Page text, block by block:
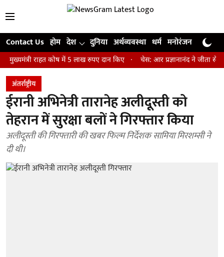
Contact Us होम देश दुनिया अर्थव्यवस्था धर्म मनोरंजन खेल
राहत कोष में 5 लाख रुपए दान किए चेस: आर प्रज्ञानानंद ने जीता सेंट लुइस
अंतर्राष्ट्रीय
ईरानी अभिनेत्री तारानेह अलीदूस्ती को
तेहरान में सुरक्षा बलों ने गिरफ्तार किया
अलीदूस्ती की गिरफ्तारी की खबर फिल्म निर्देशक सामिया मिरशम्सी ने
दी थी।